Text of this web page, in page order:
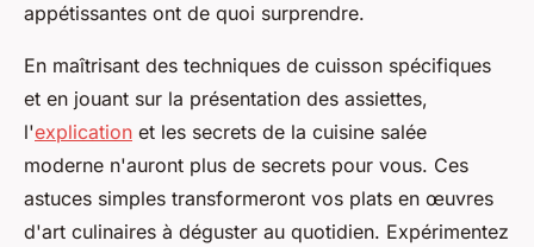
appétissantes ont de quoi surprendre.
En maîtrisant des techniques de cuisson spécifiques
et en jouant sur la présentation des assiettes,
l'explication et les secrets de la cuisine salée
moderne n'auront plus de secrets pour vous. Ces
astuces simples transformeront vos plats en œuvres
d'art culinaires à déguster au quotidien. Expérimentez